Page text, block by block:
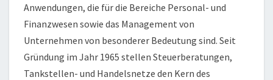
Anwendungen, die für die Bereiche Personal- und
Finanzwesen sowie das Management von
Unternehmen von besonderer Bedeutung sind. Seit
Gründung im Jahr 1965 stellen Steuerberatungen,
Tankstellen- und Handelsnetze den Kern des